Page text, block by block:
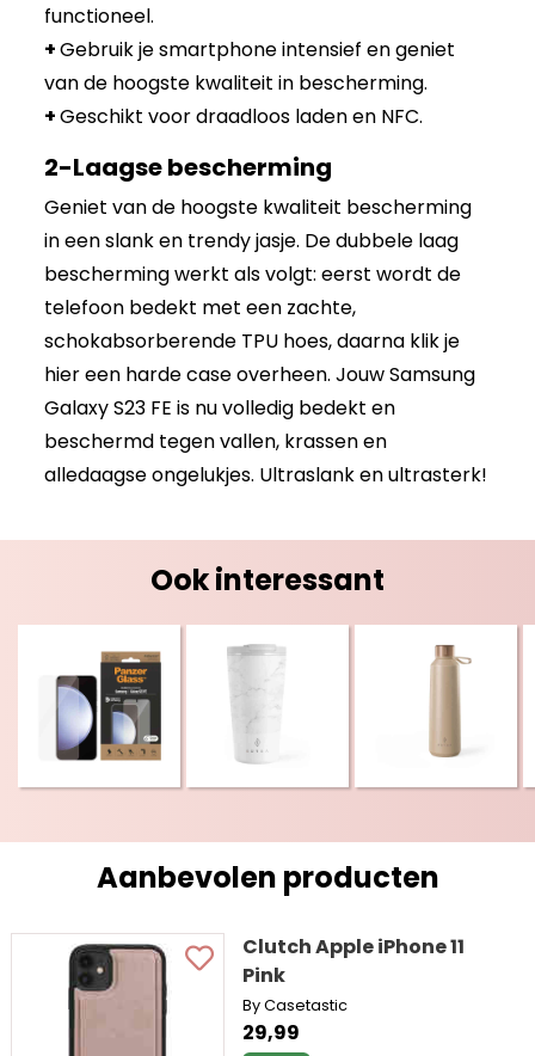
functioneel.
+Gebruik je smartphone intensief en geniet
van de hoogste kwaliteit in bescherming.
+Geschikt voor draadloos laden en NFC.
2-Laagse bescherming
Geniet van de hoogste kwaliteit bescherming
in een slank en trendy jasje. De dubbele laag
bescherming werkt als volgt: eerst wordt de
telefoon bedekt met een zachte,
schokabsorberende TPU hoes, daarna klik je
hier een harde case overheen. Jouw Samsung
Galaxy S23 FE is nu volledig bedekt en
beschermd tegen vallen, krassen en
alledaagse ongelukjes. Ultraslank en ultrasterk!
Ook interessant
Aanbevolen producten
Clutch Apple iPhone 11
Pink
By Casetastic
29,99